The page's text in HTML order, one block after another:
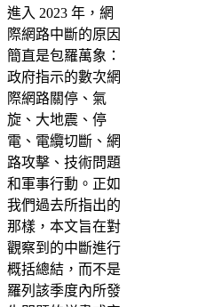
進入 2023 年，網
際網路中斷的原因
簡直是包羅萬象：
政府指示的數次網
際網路關停、氣
旋、大地震、停
電、電纜切斷、網
路攻擊、技術問題
和軍事行動。正如
我們過去所指出的
那樣，本文旨在對
觀察到的中斷進行
概括總結，而不是
羅列該季度內所發